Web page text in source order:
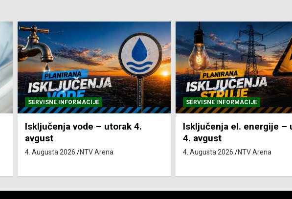
SERVISNE INFORMACIJE
Isključenja el. energije – utorak
4. avgust
4. Augusta 2026. NTV Arena
SVE VIJESTI VRIJEME
Pretežno sunčano i vruće
4. Augusta 2026.